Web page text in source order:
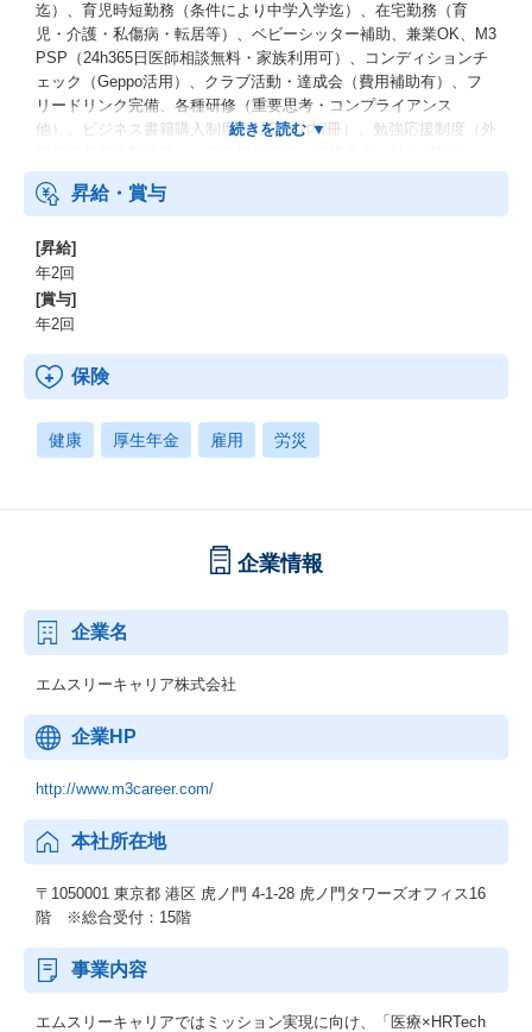
迄）、育児時短勤務（条件により中学入学迄）、在宅勤務（育
児・介護・私傷病・転居等）、ベビーシッター補助、兼業OK、M3
PSP（24h365日医師相談無料・家族利用可）、コンディションチ
ェック（Geppo活用）、クラブ活動・達成会（費用補助有）、フ
リードリンク完備、各種研修（重要思考・コンプライアンス
他）、ビジネス書籍購入制度（1万円以内/冊）、勉強応援制度（外
備、交通費支給、健康診断・予防接種補助、受動喫煙防止措置
昇給・賞与
[昇給]
年2回
[賞与]
年2回
保険
健康 厚生年金 雇用 労災
企業情報
企業名
エムスリーキャリア株式会社
企業HP
http://www.m3career.com/
本社所在地
〒1050001 東京都 港区 虎ノ門 4-1-28 虎ノ門タワーズオフィス16
階 ※総合受付：15階
事業内容
エムスリーキャリアではミッション実現に向け、「医療×HRTech